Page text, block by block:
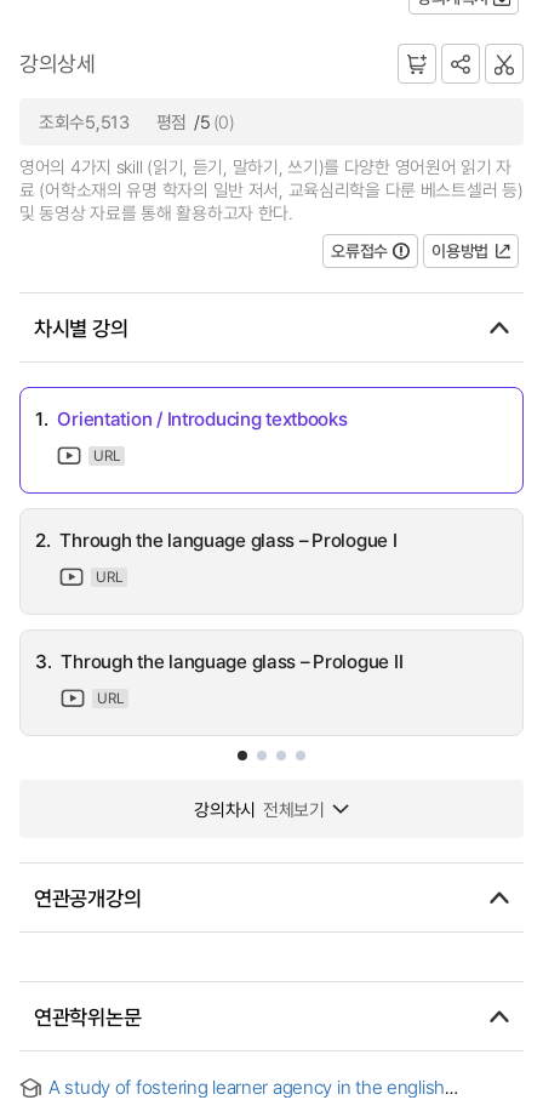
강의상세
조회수5,513 평점 /5 (0)
영어의 4가지 skill (읽기, 듣기, 말하기, 쓰기)를 다양한 영어원어 읽기 자
료 (어학소재의 유명 학자의 일반 저서, 교육심리학을 다룬 베스트셀러 등)
및 동영상 자료를 통해 활용하고자 한다.
오류접수
이용방법
차시별 강의
1. Orientation / Introducing textbooks
URL
2. Through the language glass – Prologue I
URL
3. Through the language glass – Prologue II
URL
강의차시 전체보기
연관공개강의
연관학위논문
A study of fostering learner agency in the english